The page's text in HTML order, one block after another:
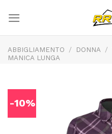
content
ABBIGLIAMENTO / DONNA /
MANICA LUNGA
-10%